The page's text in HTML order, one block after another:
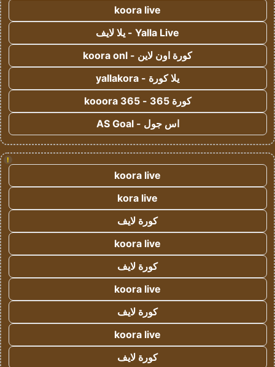
koora live
Yalla Live - يلا لايف
كورة اون لاين - koora onl
يلا كورة - yallakora
كورة 365 - kooora 365
اس جول - AS Goal
!
koora live
kora live
كورة لايف
koora live
كورة لايف
koora live
كورة لايف
koora live
كورة لايف